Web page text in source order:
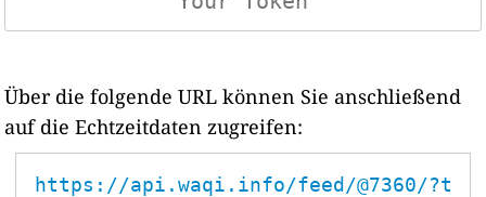
Über die folgende URL können Sie anschließend
auf die Echtzeitdaten zugreifen:
https://api.waqi.info/feed/@7360/?t